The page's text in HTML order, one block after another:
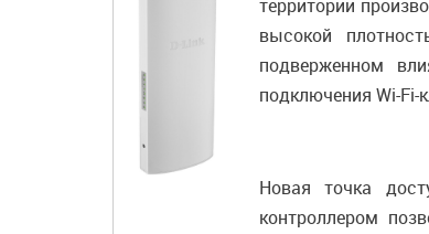
территории
высокой
подверженном
подключения Wi-
Новая точка
контроллером